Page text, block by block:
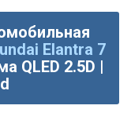
Elantra 7
QLED 2.5D |